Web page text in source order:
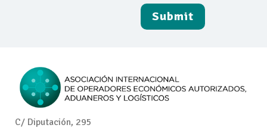
C/ Diputación, 295